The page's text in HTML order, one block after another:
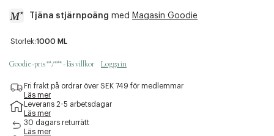
Tjäna stjärnpoäng med Magasin Goodie
a
c
s
i
b
Storlek:1000 ML
Goodie-pris **/*** - läs villkor Logga in
Fri frakt på ordrar över SEK 749 för medlemmar
Läs mer
Leverans 2-5 arbetsdagar
Läs mer
30 dagars returrätt
Läs mer